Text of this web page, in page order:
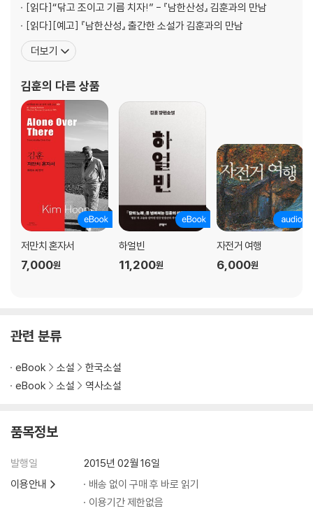
은화
잠적
비단 글
뱉은 말
형장
닭 울음
후기
참고 문헌
연대기
[읽다]“닦고 조이고 기름 치자!” - 『남한산성』 김훈과의 만남
[읽다][예고] 『남한산성』 출간한 소설가 김훈과의 만남
더보기
김훈의 다른 상품
저만치 혼자서
7,000원
하얼빈
11,200원
자전거 여행
6,000원
관련 분류
eBook 소설
한국소설
eBook
소설 역사소설
품목정보
발행일
2015년 02월 16일
이용안내
배송 없이 구매 후 바로 읽기
이용기간 제한없음